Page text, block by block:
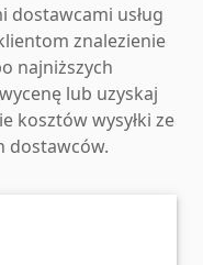
dostawcami usług
znalezienie
najniższych
lub uzyskaj
kosztów wysyłki ze
dostawców.